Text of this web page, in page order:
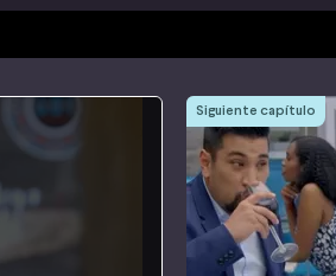
Siguiente capítulo